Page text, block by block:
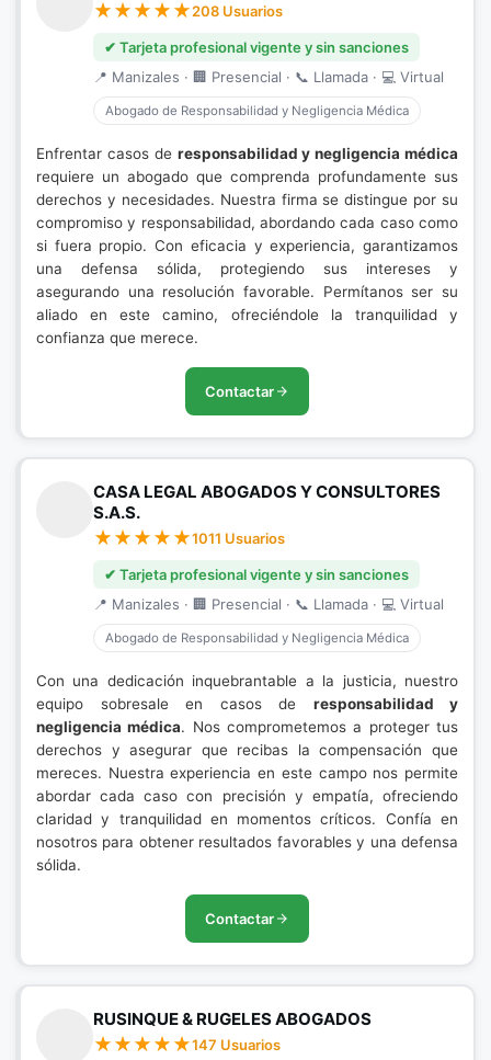
208 Usuarios
✔ Tarjeta profesional vigente y sin sanciones
📍 Manizales · 🏢 Presencial · 📞 Llamada · 💻 Virtual
Abogado de Responsabilidad y Negligencia Médica
Enfrentar casos de responsabilidad y negligencia médica
requiere un abogado que comprenda profundamente sus
derechos y necesidades. Nuestra firma se distingue por su
compromiso y responsabilidad, abordando cada caso como
si fuera propio. Con eficacia y experiencia, garantizamos
una defensa sólida, protegiendo sus intereses y
asegurando una resolución favorable. Permítanos ser su
aliado en este camino, ofreciéndole la tranquilidad y
confianza que merece.
Contactar
CASA LEGAL ABOGADOS Y CONSULTORES
S.A.S.
1011 Usuarios
✔ Tarjeta profesional vigente y sin sanciones
📍 Manizales · 🏢 Presencial · 📞 Llamada · 💻 Virtual
Abogado de Responsabilidad y Negligencia Médica
Con una dedicación inquebrantable a la justicia, nuestro
equipo sobresale en casos de responsabilidad y
negligencia médica. Nos comprometemos a proteger tus
derechos y asegurar que recibas la compensación que
mereces. Nuestra experiencia en este campo nos permite
abordar cada caso con precisión y empatía, ofreciendo
claridad y tranquilidad en momentos críticos. Confía en
nosotros para obtener resultados favorables y una defensa
sólida.
Contactar
RUSINQUE & RUGELES ABOGADOS
147 Usuarios